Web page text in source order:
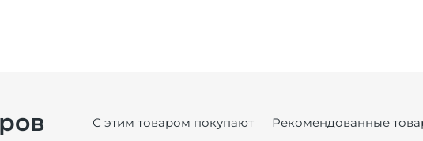
С этим товаром покупают Рекомендованные